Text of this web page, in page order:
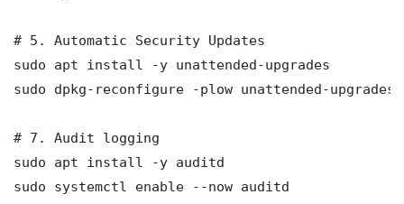
# 5. Automatic Security Updates
sudo apt install -y unattended-upgrades
sudo dpkg-reconfigure -plow unattended-upgrades
# 7. Audit logging
sudo apt install -y auditd
sudo systemctl enable --now auditd